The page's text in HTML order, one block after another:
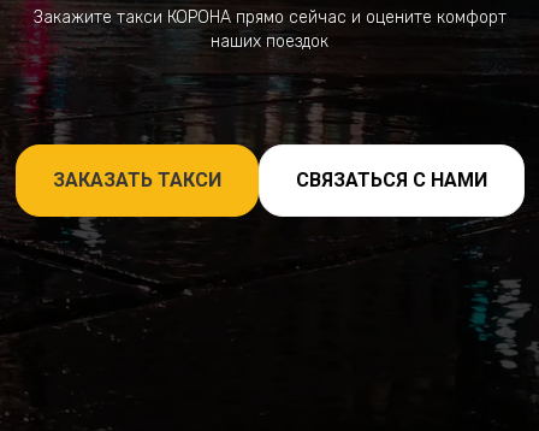
Закажите такси КОРОНА прямо сейчас и оцените комфорт
наших поездок
ЗАКАЗАТЬ ТАКСИ СВЯЗАТЬСЯ С НАМИ